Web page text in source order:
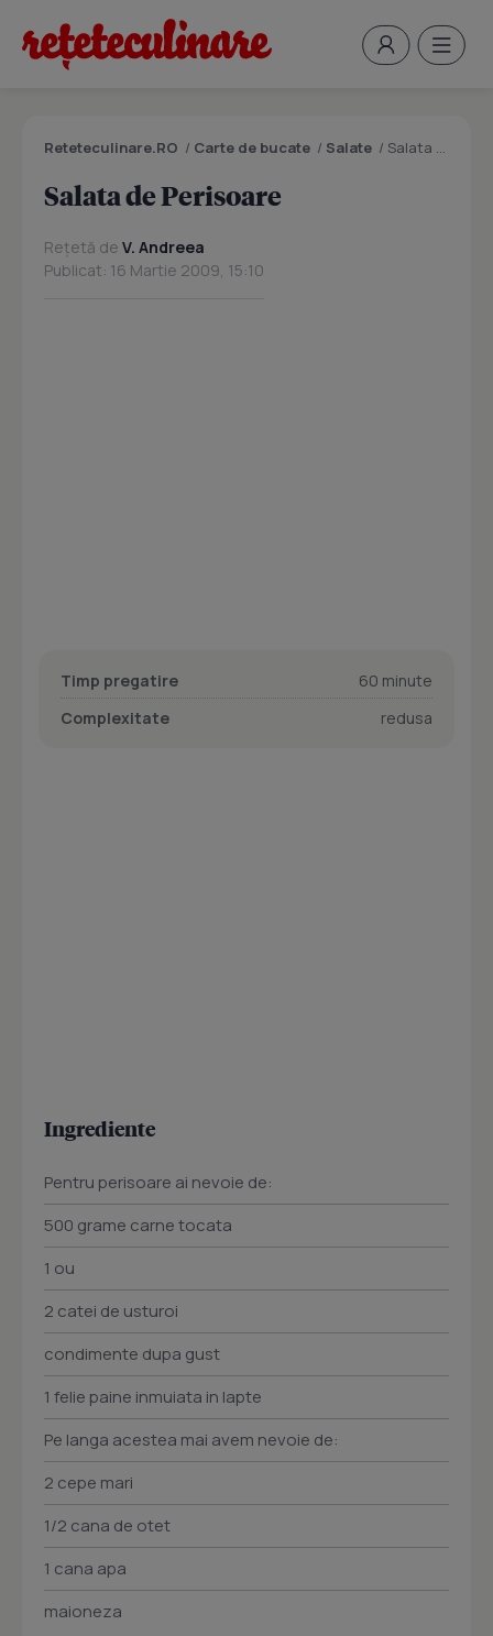
Reteteculinare.RO / Carte de bucate / Salate / Salata de Perisoare
Salata de Perisoare
Rețetă de V. Andreea
Publicat: 16 Martie 2009, 15:10
Timp pregatire
60 minute
Complexitate
redusa
Ingrediente
Pentru perisoare ai nevoie de:
500 grame carne tocata
1 ou
2 catei de usturoi
condimente dupa gust
1 felie paine inmuiata in lapte
Pe langa acestea mai avem nevoie de:
2 cepe mari
1/2 cana de otet
1 cana apa
maioneza